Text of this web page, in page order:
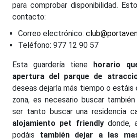
para comprobar disponibilidad.
contacto:
Correo electrónico:
Teléfono: 977 12 90 57
Esta guardería tiene horario
apertura del parque de
deseas dejarla más tiempo o estáis
zona, es necesario buscar
ser tanto buscar una residencia
alojamiento pet friendlydonde,
podáis también dejar a las